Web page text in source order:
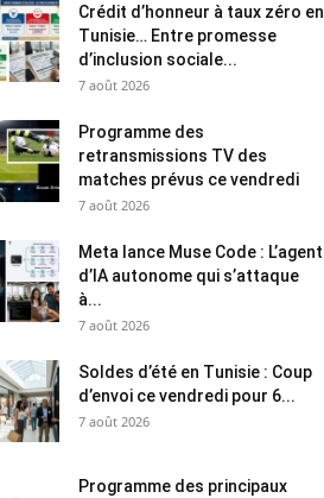
Crédit d’honneur à taux zéro en
Tunisie… Entre promesse
d’inclusion sociale...
7 août 2026
Programme des
retransmissions TV des
matches prévus ce vendredi
7 août 2026
Meta lance Muse Code : L’agent
d’IA autonome qui s’attaque
à...
7 août 2026
Soldes d’été en Tunisie : Coup
d’envoi ce vendredi pour 6...
7 août 2026
Programme des principaux